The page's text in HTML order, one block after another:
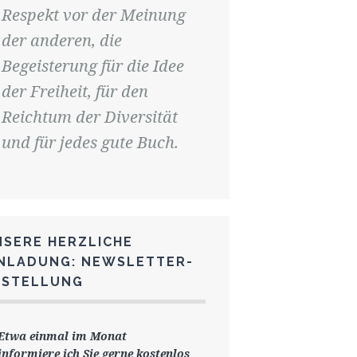
Respekt vor der Meinung
der anderen, die
Begeisterung für die Idee
der Freiheit, für den
Reichtum der Diversität
und für jedes gute Buch.
HERZLICHE
NEWSLETTER-
einmal im Monat
ich Sie gernekostenlos